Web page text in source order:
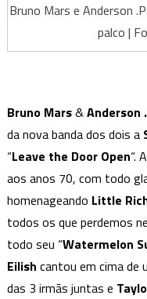
Bruno Mars e Anderson
palco |
Bruno Mars&Anderson
da nova banda dos dois a
“Leave the Door Open“.
aos anos 70, com todo
homenageando Little
todos os que perdemos
todo seu “Watermelon
Eilish cantou em cima de
das 3 irmãs juntas e